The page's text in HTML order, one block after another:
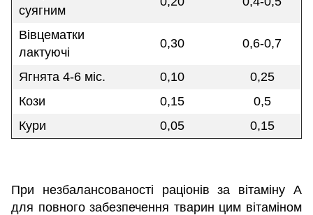
суягним
Вівцематки
лактуючі
0,30 0,6-0,7
Ягнята 4-6 міс. 0,10
0,25
Кози
0,15
0,5
Кури
0,05 0,15
При незбалансованості раціонів за вітаміну А
для повного забезпечення тварин цим вітаміном